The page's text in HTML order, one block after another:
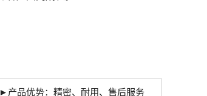
►产品优势：精密、耐用、售后服务